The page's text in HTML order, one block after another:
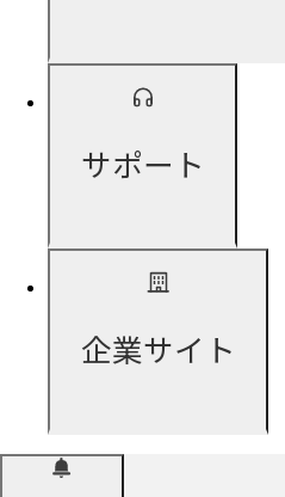
サポート
企業サイト